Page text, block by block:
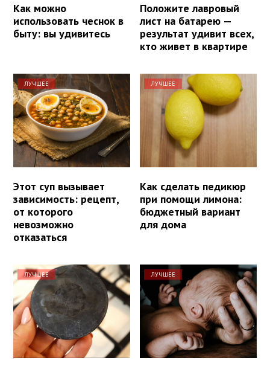
Как можно
использовать чеснок в
быту: вы удивитесь
Положите лавровый
лист на батарею —
результат удивит всех,
кто живет в квартире
ЛУЧШЕЕ
Этот суп вызывает
зависимость: рецепт,
от которого
невозможно
отказаться
ЛУЧШЕЕ
Как сделать педикюр
при помощи лимона:
бюджетный вариант
для дома
ЛУЧШЕЕ ЛУЧШЕЕ